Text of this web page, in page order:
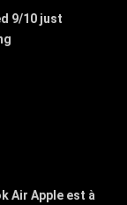
9/10 just
Air Apple est à